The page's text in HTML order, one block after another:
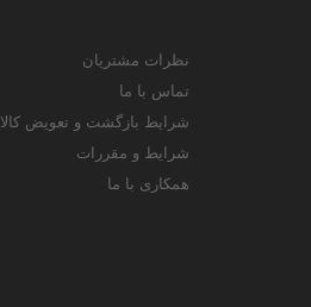
نظرات مشتریان
تماس با ما
شرایط بازگشت و تعویض کالا
شرایط و مقررات
همکاری با ما